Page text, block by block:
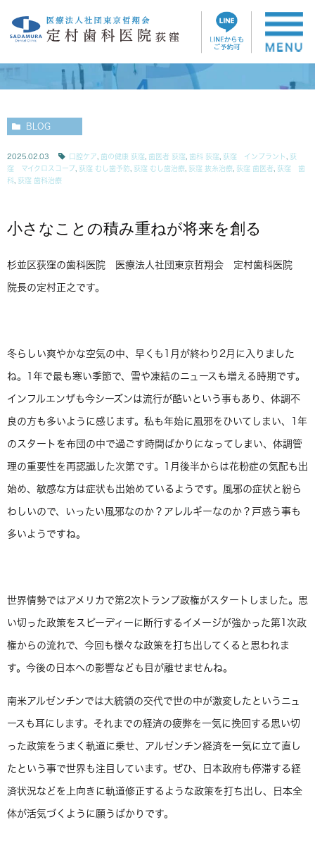
ブログ
BLOG
2025.02.03 口腔ケア 歯の健康 荻窪 歯医者 荻窪 歯科 荻窪 荻窪 インプラント
荻
窪 マイクロスコープ 荻窪 むし歯予防 荻窪 むし歯治療 荻窪 抜糸治療 荻窪 歯医者
荻窪 歯
科 荻窪 歯科治療
小さなことの積み重ねが将来を創る
杉並区荻窪の歯科医院 医療法人社団東京哲翔会 定村歯科医院
院長の定村正之です。
冬らしい爽やかな空気の中、早くも1月が終わり2月に入りました
ね。1年で最も寒い季節で、雪や凍結のニュースも増える時期です。
インフルエンザも今シーズンは流行が酷いという事もあり、体調不
良の方も多いように感じます。私も年始に風邪をひいてしまい、1年
のスタートを布団の中で過ごす時間ばかりになってしまい、体調管
理の重要性を再認識した次第です。1月後半からは花粉症の気配も出
始め、敏感な方は症状も出始めているようです。風邪の症状と紛ら
わしいので、いったい風邪なのか？アレルギーなのか？戸惑う事も
多いようですね。
世界情勢ではアメリカで第2次トランプ政権がスタートしました。思
い切った政策をスピーディーに断行するイメージが強かった第1次政
権からの流れで、今回も様々な政策を打ち出してくると思われま
す。今後の日本への影響なども目が離せませんね。
南米アルゼンチンでは大統領の交代で世の中が激変したというニュ
ースも耳にします。それまでの経済の疲弊を一気に挽回する思い切
った政策をうまく軌道に乗せ、アルゼンチン経済を一気に立て直し
たという事で世界も注目しています。ぜひ、日本政府も停滞する経
済状況などを上向きに軌道修正するような政策を打ち出し、日本全
体が活気づくように願うばかりです。